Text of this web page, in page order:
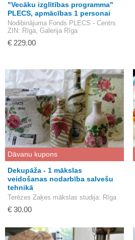
"Vecāku izglītības programma"
PLECS, apmācības 1 personai
Nodibinājuma Fonds PLECS - Centrs
ZIN: Rīga, Galerija Rīga
€ 229.00
Dāvanu kupons
Dekupāža - 1 mākslas
veidošanas nodarbība salvešu
tehnikā
Terēzes Zaķes mākslas studija: Rīga
€ 30.00